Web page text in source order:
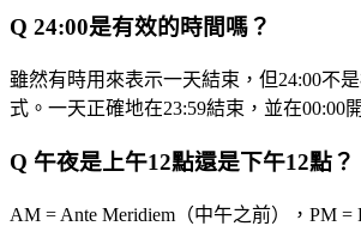
Q 24:00是有效的時間嗎？
雖然有時用來表示一天結束，但24:00不
式。一天正確地在23:59結束，並在00:00
Q 午夜是上午12點還是下午12點？
AM = Ante Meridiem（中午之前），PM =